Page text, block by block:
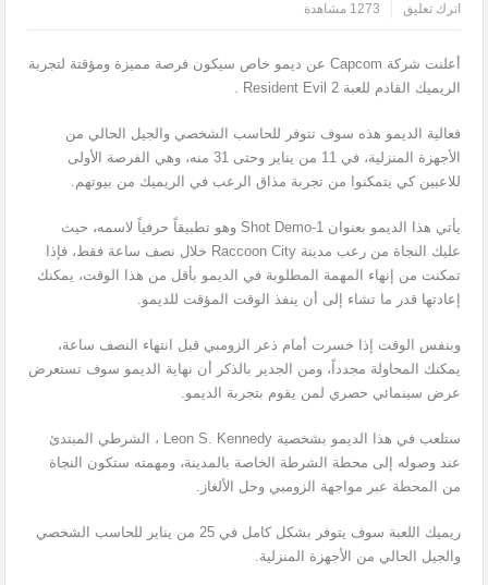
اترك تعليق
1273 مشاهدة
أعلنت شركة Capcom عن ديمو خاص سيكون فرصة مميزة ومؤقتة لتجربة
الريميك القادم للعبة Resident Evil 2 .
فعالية الديمو هذه سوف تتوفر للحاسب الشخصي والجيل الحالي من
الأجهزة المنزلية، في 11 من يناير وحتى 31 منه، وهي الفرصة الأولى
للاعبين كي يتمكنوا من تجربة مذاق الرعب في الريميك من بيوتهم.
يأتي هذا الديمو بعنوان 1-Shot Demo وهو تطبيقاً حرفياً لاسمه، حيث
عليك النجاة من رعب مدينة Raccoon City خلال نصف ساعة فقط، فإذا
تمكنت من إنهاء المهمة المطلوبة في الديمو بأقل من هذا الوقت، يمكنك
إعادتها قدر ما تشاء إلى أن ينفذ الوقت المؤقت للديمو.
وبنفس الوقت إذا خسرت أمام ذعر الزومبي قبل انتهاء النصف ساعة،
يمكنك المحاولة مجدداً، ومن الجدير بالذكر أن نهاية الديمو سوف تستعرض
عرض سينمائي حصري لمن يقوم بتجربة الديمو.
ستلعب في هذا الديمو بشخصية Leon S. Kennedy ، الشرطي المبتدئ
عند وصوله إلى محطة الشرطة الخاصة بالمدينة، ومهمته ستكون النجاة
من المحطة عبر مواجهة الزومبي وحل الألغاز.
ريميك اللعبة سوف يتوفر بشكل كامل في 25 من يناير للحاسب الشخصي
والجيل الحالي من الأجهزة المنزلية.